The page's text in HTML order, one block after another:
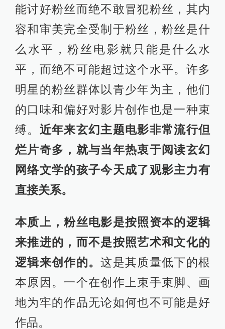
能讨好粉丝而绝不敢冒犯粉丝，其内
容和审美完全受制于粉丝，粉丝是什
么水平，粉丝电影就只能是什么水
平，而绝不可能超过这个水平。许多
明星的粉丝群体以青少年为主，他们
的口味和偏好对影片创作也是一种束
缚。 近年来玄幻主题电影非常流行但
烂片奇多，就与当年热衷于阅读玄幻
网络文学的孩子今天成了观影主力有
直接关系。
本质上，粉丝电影是按照资本的逻辑
来推进的，而不是按照艺术和文化的
逻辑来创作的。这是其质量低下的根
本原因。一个在创作上束手束脚、画
地为牢的作品无论如何也不可能是好
作品。